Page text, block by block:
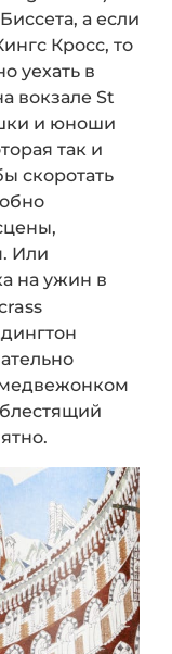
а если
Кросс, то
уехать в
вокзале St
и юноши
так и
скоротать
Или
на ужин в